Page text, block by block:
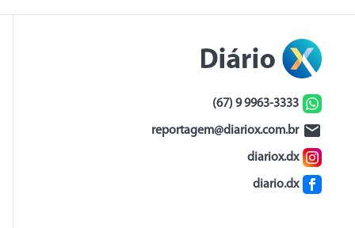
(67) 9 9963-3333
reportagem@diariox.com.br
diariox.dx
diario.dx